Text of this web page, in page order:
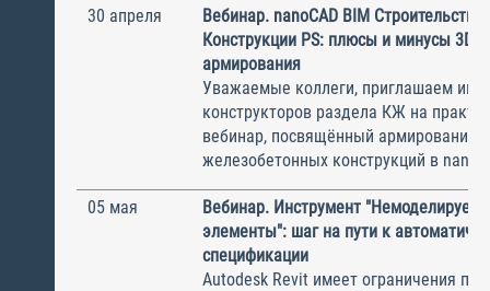
30 апреля
Вебинар. nanoCAD BIM Строительство
Конструкции PS: плюсы и минусы 3D и
армирования
Уважаемые коллеги, приглашаем
конструкторов раздела КЖ на
вебинар, посвящённый армированию
железобетонных конструкций в
05 мая
Вебинар. Инструмент
элементы": шаг на пути к
спецификации
Autodesk Revit имеет ограничения по